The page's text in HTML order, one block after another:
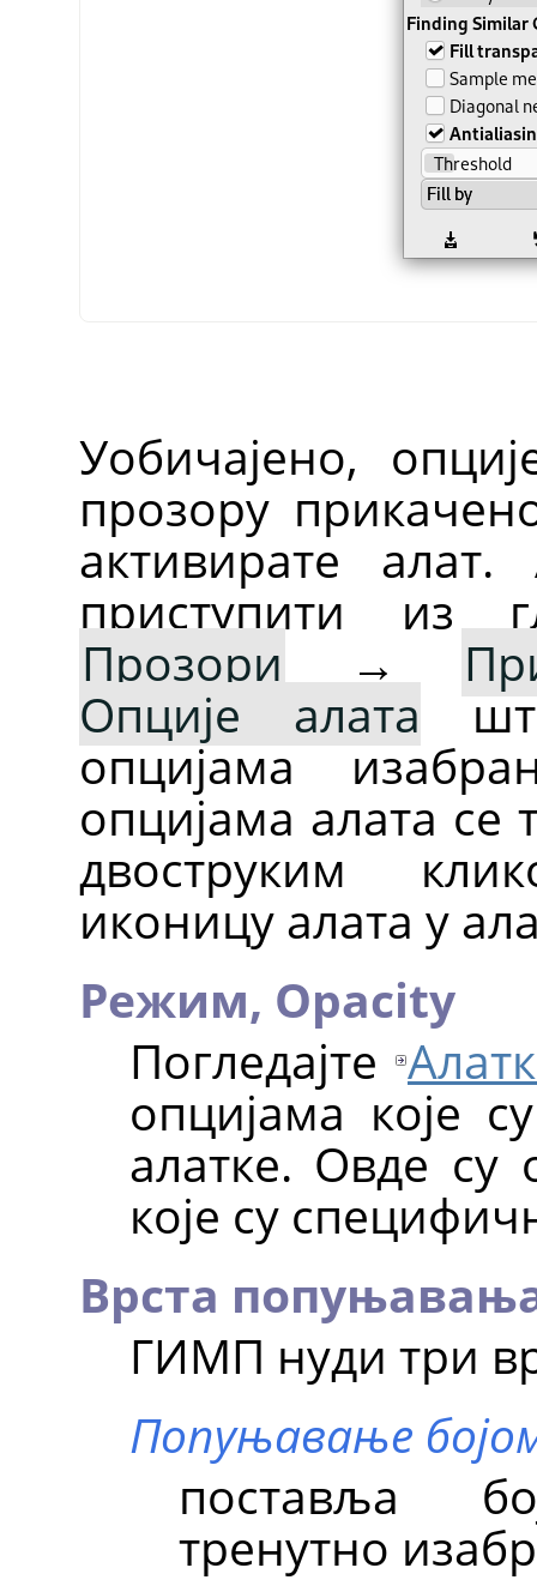
Уобичајено,
прозору
активирате
приступити из
Прозори →
Опције алата
опцијама
опцијама алата се
двоструким
иконицу алата у
Режим, Opacity
Погледајте
опцијама које
алатке. Овде су
које су
Врста
ГИМП нуди три
Попуњавање
поставља
тренутно